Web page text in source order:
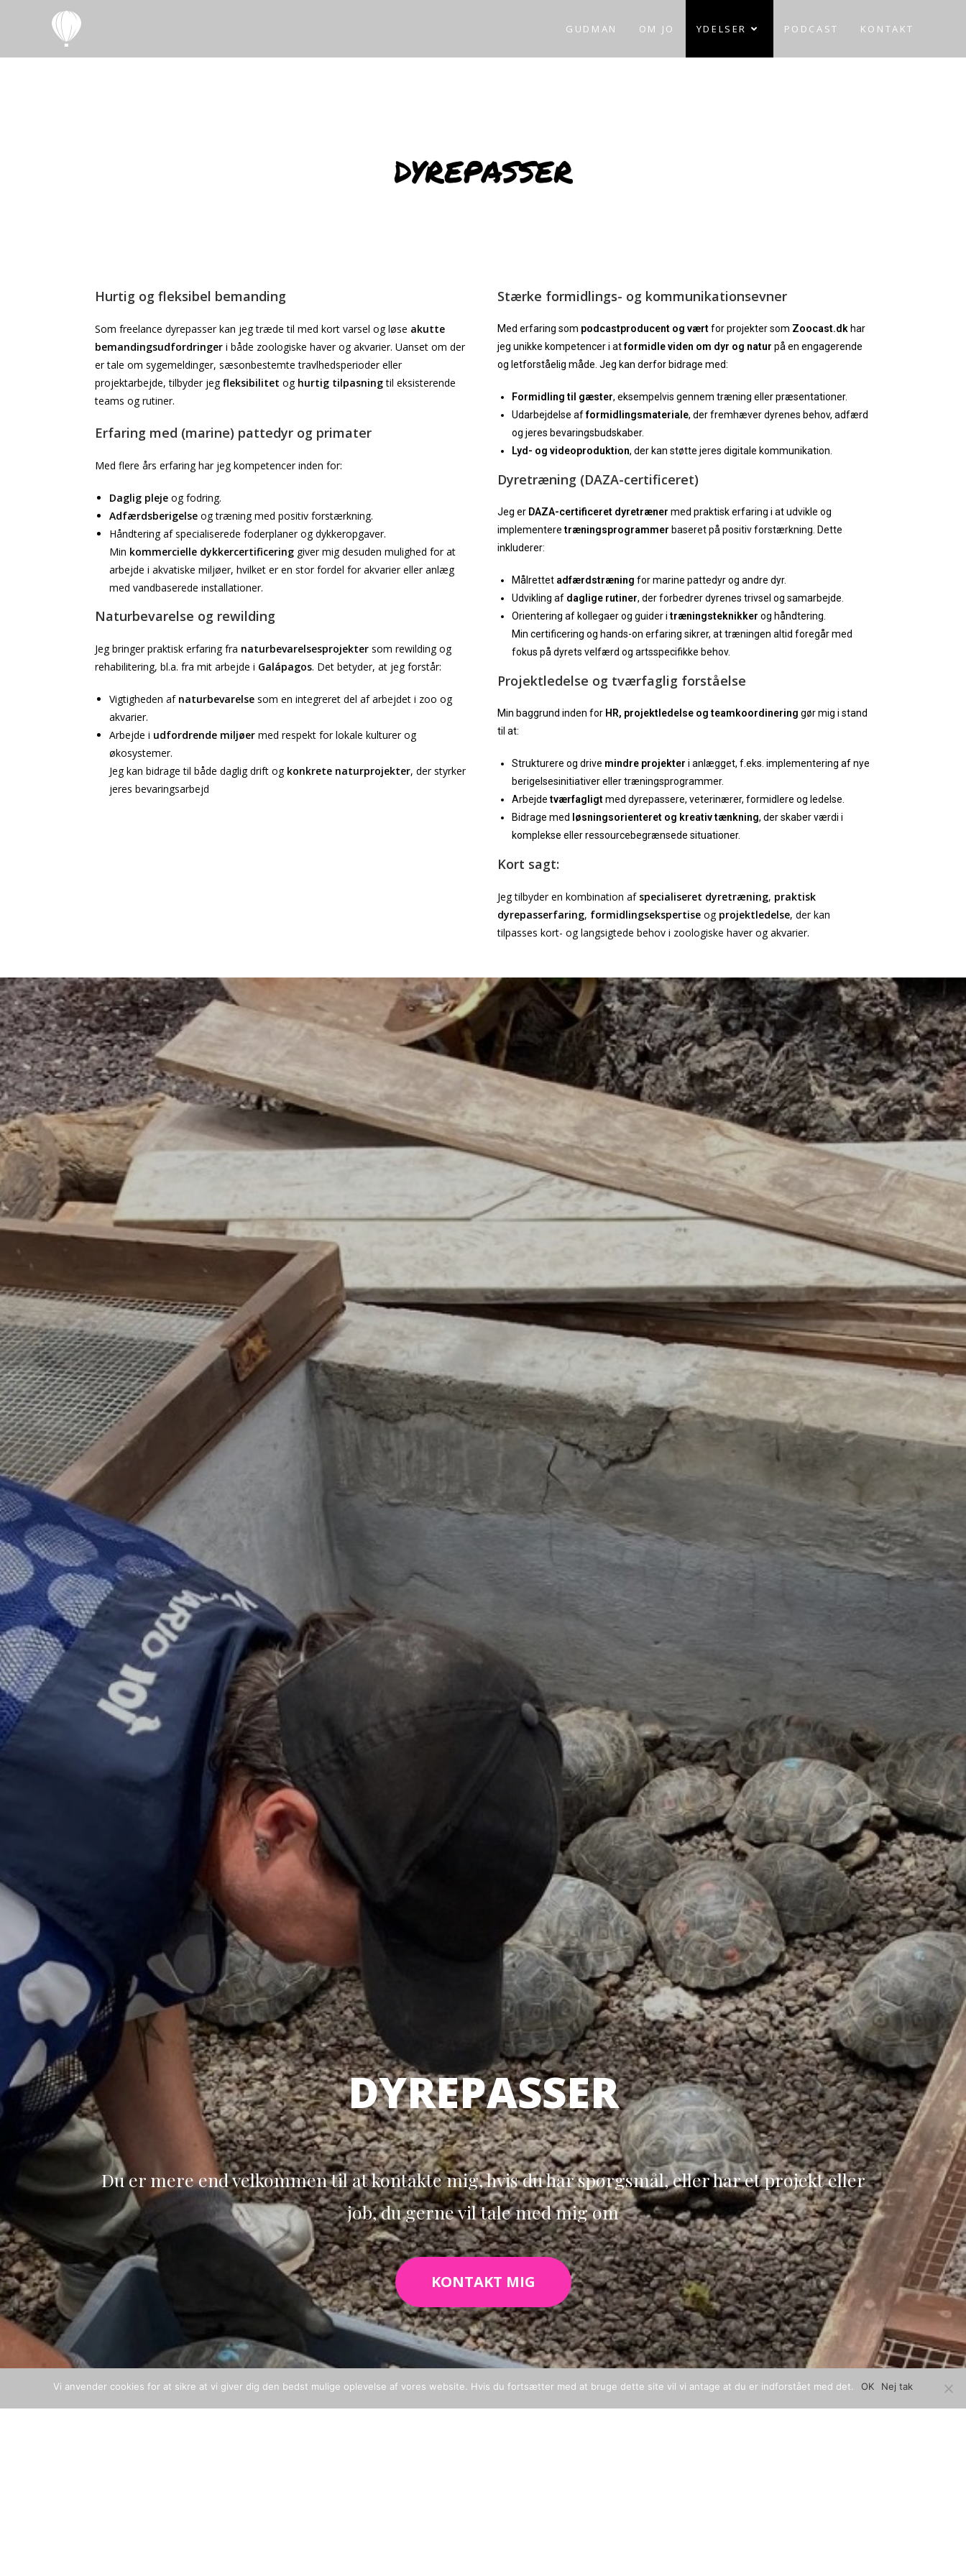
GUDMAN OM JO YDELSER PODCAST KONTAKT
dyrepasser
Hurtig og fleksibel bemanding
Som freelance dyrepasser kan jeg træde til med kort varsel og løse akutte
bemandingsudfordringer i både zoologiske haver og akvarier. Uanset om der
er tale om sygemeldinger, sæsonbestemte travlhedsperioder eller
projektarbejde, tilbyder jegfleksibilitet og hurtig tilpasningtil eksisterende
teams og rutiner.
Erfaring med (marine) pattedyr og primater
Med flere års erfaring har jeg kompetencer inden for:
Daglig pleje og fodring.
Adfærdsberigelse og træning med positiv forstærkning.
Håndtering af specialiserede foderplaner og dykkeropgaver.
Min kommercielle dykkercertificering giver mig desuden mulighed for at
arbejde i akvatiske miljøer, hvilket er en stor fordel for akvarier eller anlæg
med vandbaserede installationer.
Naturbevarelse og rewilding
Jeg bringer praktisk erfaring fra naturbevarelsesprojekter som rewilding og
rehabilitering, bl.a. fra mit arbejde i Galápagos. Det betyder, at jeg forstår:
Vigtigheden af naturbevarelse som en integreret del af arbejdet i zoo og
akvarier.
Arbejde i udfordrende miljøer med respekt for lokale kulturer og
økosystemer.
Jeg kan bidrage til både daglig drift og konkrete naturprojekter, der styrker
jeres bevaringsarbejd
Stærke formidlings- og kommunikationsevner
Med erfaring som podcastproducent og værtfor projekter som Zoocast.dk har
jeg unikke kompetencer i atformidle viden om dyr og natur på en engagerende
og letforståelig måde. Jeg kan derfor bidrage med:
Formidling til gæster, eksempelvis gennem træning eller præsentationer.
Udarbejdelse afformidlingsmateriale, der fremhæver dyrenes behov, adfærd
og jeres bevaringsbudskaber.
Lyd- og videoproduktion, der kan støtte jeres digitale kommunikation.
Dyretræning (DAZA-certificeret)
Jeg er DAZA-certificeret dyretræner med praktisk erfaring i at udvikle og
implementeretræningsprogrammer baseret på positiv forstærkning. Dette
inkluderer:
Målrettet adfærdstræning for marine pattedyr og andre dyr.
Udvikling af daglige rutiner, der forbedrer dyrenes trivsel og samarbejde.
Orientering af kollegaer og guider itræningsteknikker og håndtering.
Min certificering og hands-on erfaring sikrer, at træningen altid foregår med
fokus på dyrets velfærd og artsspecifikke behov.
Projektledelse og tværfaglig forståelse
Min baggrund inden for HR, projektledelse og teamkoordinering gør mig i stand
til at:
Strukturere og drive mindre projekter i anlægget, f.eks. implementering af nye
berigelsesinitiativer eller træningsprogrammer.
Arbejdetværfagligtmed dyrepassere, veterinærer, formidlere og ledelse.
Bidrage med
løsningsorienteret og kreativ tænkning, der skaber værdi i
komplekse eller ressourcebegrænsede situationer.
Kort sagt:
Jeg tilbyder en kombination af specialiseret dyretræning, praktisk
dyrepasserfaring, formidlingsekspertise og projektledelse, der kan
tilpasses kort- og langsigtede behov i zoologiske haver og akvarier.
DYREPASSER
Du er mere end velkommen til at kontakte mig, hvis du har spørgsmål, eller har et projekt eller
job, du gerne vil tale med mig om
KONTAKT MIG
Vi anvender cookies for at sikre at vi giver dig den bedst mulige oplevelse af vores website. Hvis du fortsætter med at bruge dette site vil vi antage at du er indforstået med det. OK Nej tak